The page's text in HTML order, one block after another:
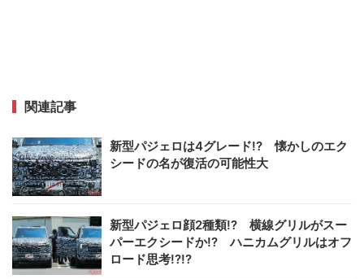
関連記事
新型パジェロは4グレード!? 懐かしのエク
シードの名が復活の可能性大
新型パジェロ顔2種類!? 横線グリルがスー
パーエクシードか!? ハニカムグリルはオフ
ロード思考!?!?